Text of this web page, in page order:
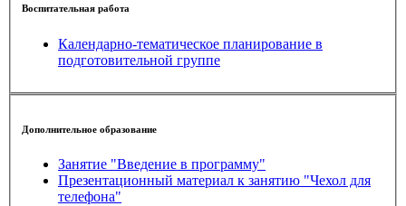
Воспитательная работа
Календарно-тематическое планирование в
подготовительной группе
Дополнительное образование
Занятие "Введение в программу"
Презентационный материал к занятию "Чехол для
телефона"